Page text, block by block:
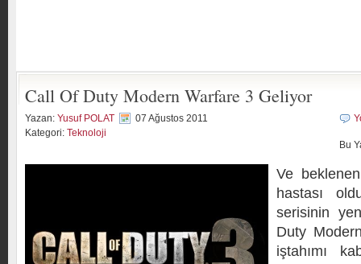
Call Of Duty Modern Warfare 3 Geliyor
Yazan: Yusuf POLAT
07 Ağustos 2011
Kategori: Teknoloji
Bu
Ve
hastası
serisinin
Duty
iştahımı